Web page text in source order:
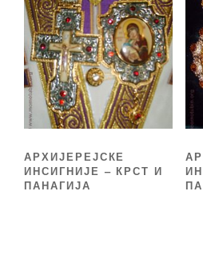
АРХИЈЕРЕЈСКЕ
ИНСИГНИЈЕ – КРСТ И
ПАНАГИЈА